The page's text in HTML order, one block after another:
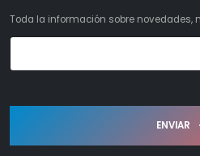
Toda la información sobre novedades,
ENVIAR